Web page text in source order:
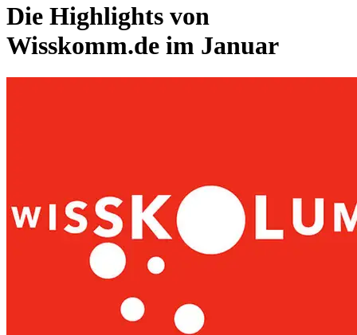
Die Highlights von
Wisskomm.de im Januar